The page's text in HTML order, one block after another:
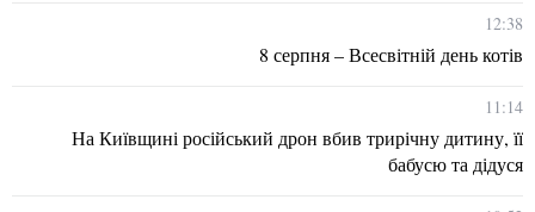
12:38
8 серпня – Всесвітній день котів
11:14
На Київщині російський дрон вбив трирічну дитину, її
бабусю та дідуся